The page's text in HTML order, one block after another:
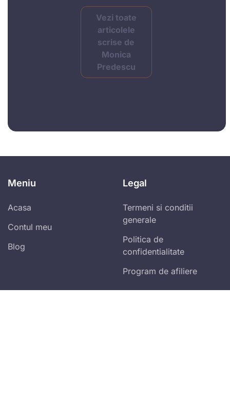
Vezi toate
articolele
scrise de
Monica
Predescu
Meniu
Acasa
Contul meu
Blog
Legal
Termeni si conditii
generale
Politica de
confidentialitate
Program de afiliere